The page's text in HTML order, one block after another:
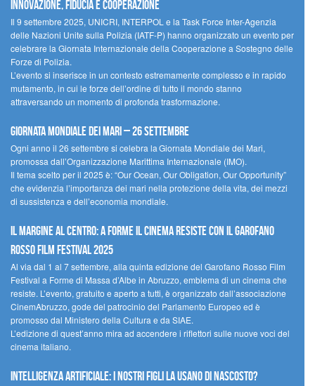
innovazione, fiducia e cooperazione
Il 9 settembre 2025, UNICRI, INTERPOL e la Task Force Inter-Agenzia
delle Nazioni Unite sulla Polizia (IATF-P) hanno organizzato un evento per
celebrare la Giornata Internazionale della Cooperazione a Sostegno delle
Forze di Polizia.
L’evento si inserisce in un contesto estremamente complesso e in rapido
mutamento, in cui le forze dell’ordine di tutto il mondo stanno
attraversando un momento di profonda trasformazione.
Giornata Mondiale dei Mari – 26 settembre
Ogni anno il 26 settembre si celebra la Giornata Mondiale dei Mari,
promossa dall’Organizzazione Marittima Internazionale (IMO).
Il tema scelto per il 2025 è: “Our Ocean, Our Obligation, Our Opportunity”
che evidenzia l’importanza dei mari nella protezione della vita, dei mezzi
di sussistenza e dell’economia mondiale.
Il margine al centro: a Forme il cinema resiste con il Garofano
Rosso Film Festival 2025
Al via dal 1 al 7 settembre, alla quinta edizione del Garofano Rosso Film
Festival a Forme di Massa d’Albe in Abruzzo, emblema di un cinema che
resiste. L’evento, gratuito e aperto a tutti, è organizzato dall’associazione
CinemAbruzzo, gode del patrocinio del Parlamento Europeo ed è
promosso dal Ministero della Cultura e da SIAE.
L’edizione di quest’anno mira ad accendere i riflettori sulle nuove voci del
cinema italiano.
Intelligenza artificiale: i nostri figli la usano di nascosto?